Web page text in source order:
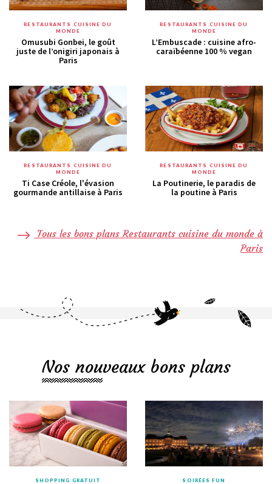
RESTAURANTS CUISINE DU
MONDE
Omusubi Gonbei, le goût
juste de l’onigiri japonais à
Paris
RESTAURANTS CUISINE DU
MONDE
L’Embuscade : cuisine afro-
caraïbéenne 100 % vegan
RESTAURANTS CUISINE DU
MONDE
Ti Case Créole, l'évasion
gourmande antillaise à Paris
RESTAURANTS CUISINE DU
MONDE
La Poutinerie, le paradis de
la poutine à Paris
Tous les bons plans Restaurants cuisine du monde à
Paris
Nos nouveaux bons plans
SHOPPING GRATUIT SOIRÉES FUN